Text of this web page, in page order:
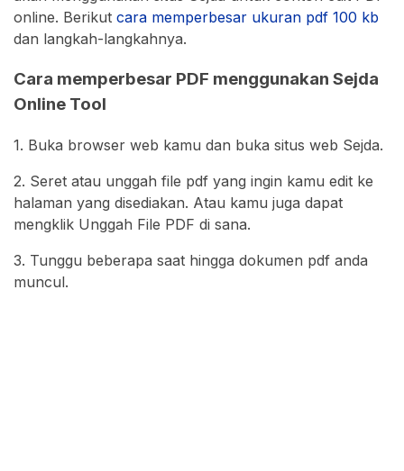
online. Berikut cara memperbesar ukuran pdf 100 kb
dan langkah-langkahnya.
Cara memperbesar PDF menggunakan Sejda
Online Tool
1. Buka browser web kamu dan buka situs web Sejda.
2. Seret atau unggah file pdf yang ingin kamu edit ke
halaman yang disediakan. Atau kamu juga dapat
mengklik Unggah File PDF di sana.
3. Tunggu beberapa saat hingga dokumen pdf anda
muncul.